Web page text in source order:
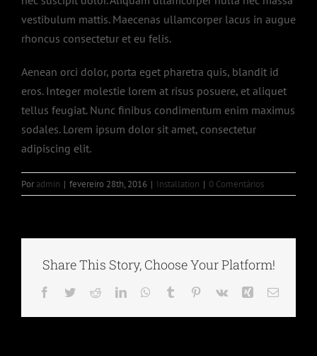
vestibulum mattis. Maecenas ullamcorper lacus in augue
rhoncus consectetur et eu felis.
Aenean orci dolor, porta eget pharetra quis, blandit id
eros. Integer molestie lorem at risus posuere, et aliquet
tellus feugiat. Nunc finibus condimentum enim maximus
sodales. Lorem ipsum dolor sit amet, consectetur
adipiscing elit.
Por admin | fevereiro 28th, 2016 | Installation | 0 Comentários
Share This Story, Choose Your Platform!
Facebook
TwitterRedditLinkedInWhatsApp
Tumblr Pinterest
Vk Xing E-